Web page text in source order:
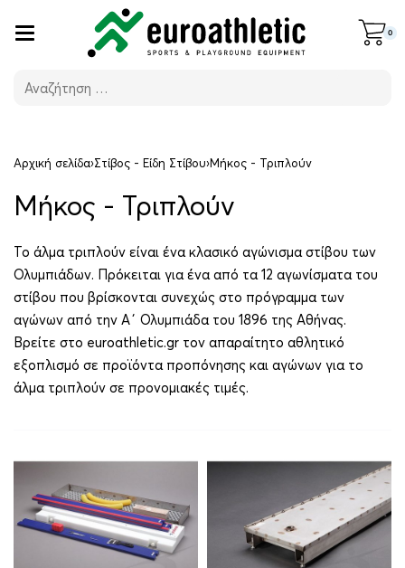
0
Αρχική σελίδα›Στίβος - Είδη Στίβου›Μήκος - Τριπλούν
Μήκος - Τριπλούν
Το άλμα τριπλούν είναι ένα κλασικό αγώνισμα στίβου των
Ολυμπιάδων. Πρόκειται για ένα από τα 12 αγωνίσματα του
στίβου που βρίσκονται συνεχώς στο πρόγραμμα των
αγώνων από την Α΄ Ολυμπιάδα του 1896 της Αθήνας.
Βρείτε στο euroathletic.gr τον απαραίτητο αθλητικό
εξοπλισμό σε προϊόντα προπόνησης και αγώνων για το
άλμα τριπλούν σε προνομιακές τιμές.